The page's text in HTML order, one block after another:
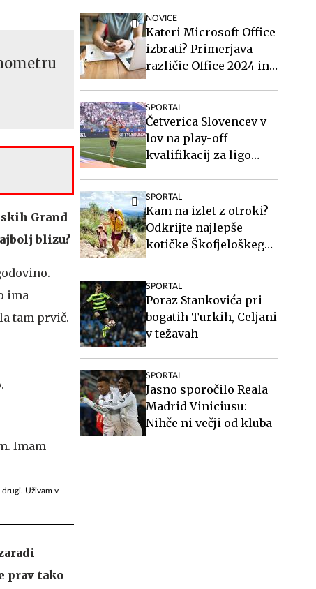
Grand
blizu?
ima
tam prvič.
Uživam v
prav tako
NOVICE
Kateri Microsoft Office
izbrati? Primerjava
različic Office 2024 in
SPORTAL
Četverica Slovencev v
lov na play-off
kvalifikacij za ligo
SPORTAL
Kam na izlet z otroki?
Odkrijte najlepše
kotičke Škofjeloškega
SPORTAL
Poraz Stankovića pri
bogatih Turkih, Celjani
v težavah
SPORTAL
Jasno sporočilo Reala
Madrid Viniciusu:
Nihče ni večji od kluba